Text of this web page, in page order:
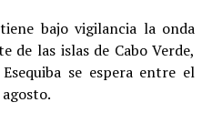
bajo vigilancia la onda
de las islas de Cabo Verde,
se espera entre el